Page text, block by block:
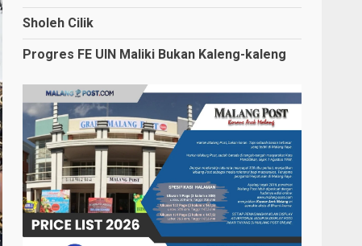
Sholeh Cilik
Progres FE UIN Maliki Bukan Kaleng-kaleng